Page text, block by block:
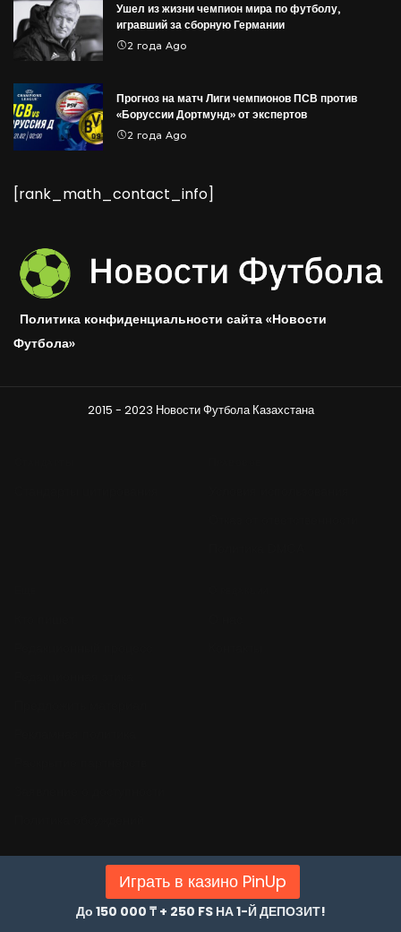
Играть в казино PinUp
До 150 000 ₸ + 250 FS НА 1-Й ДЕПОЗИТ!
Ушел из жизни чемпион мира по футболу,
игравший за сборную Германии
2 года Ago
Прогноз на матч Лиги чемпионов ПСВ против
«Боруссии Дортмунд» от экспертов
2 года Ago
[rank_math_contact_info]
Политика конфиденциальности сайта «Новости
Футбола»
2015 - 2023 Новости Футбола Казахстана